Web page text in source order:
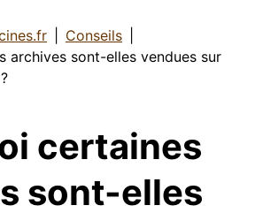
Conseils
archives sont-elles vendues sur
certaines
sont-elles